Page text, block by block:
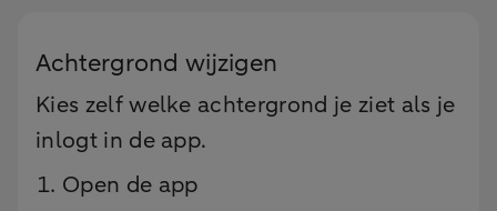
Achtergrond wijzigen
Kies zelf welke achtergrond je ziet als je
inlogt in de app.
Open de app